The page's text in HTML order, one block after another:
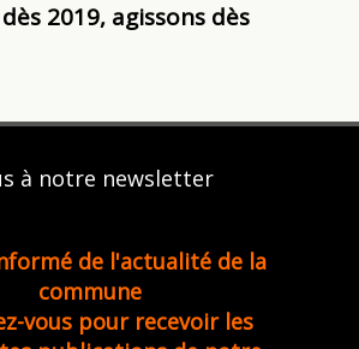
2019, agissons dès
à notre newsletter
de l'actualité de la
commune
vous pour recevoir les